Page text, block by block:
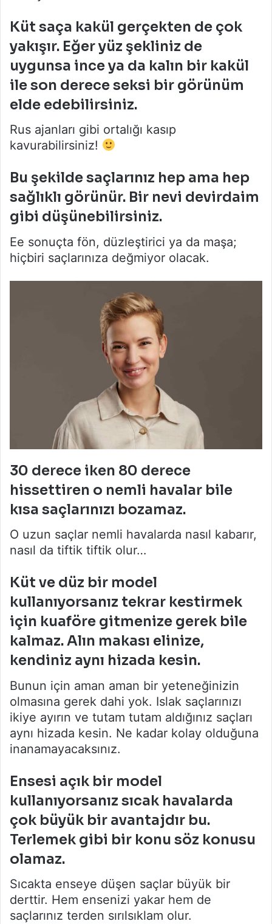
Küt saça kakül gerçekten de çok
yakışır. Eğer yüz şekliniz de
uygunsa ince ya da kalın bir kakül
ile son derece seksi bir görünüm
elde edebilirsiniz.
Rus ajanları gibi ortalığı kasıp
kavurabilirsiniz!
Bu şekilde saçlarınız hep ama hep
sağlıklı görünür. Bir nevi devirdaim
gibi düşünebilirsiniz.
Ee sonuçta fön, düzleştirici ya da maşa;
hiçbiri saçlarınıza değmiyor olacak.
30 derece iken 80 derece
hissettiren o nemli havalar bile
kısa saçlarınızı bozamaz.
O uzun saçlar nemli havalarda nasıl kabarır,
nasıl da tiftik tiftik olur…
Küt ve düz bir model
kullanıyorsanız tekrar kestirmek
için kuaföre gitmenize gerek bile
kalmaz. Alın makası elinize,
kendiniz aynı hizada kesin.
Bunun için aman aman bir yeteneğinizin
olmasına gerek dahi yok. Islak saçlarınızı
ikiye ayırın ve tutam tutam aldığınız saçları
aynı hizada kesin. Ne kadar kolay olduğuna
inanamayacaksınız.
Ensesi açık bir model
kullanıyorsanız sıcak havalarda
çok büyük bir avantajdır bu.
Terlemek gibi bir konu söz konusu
olamaz.
Sıcakta enseye düşen saçlar büyük bir
derttir. Hem ensenizi yakar hem de
saçlarınız terden sırılsıklam olur.